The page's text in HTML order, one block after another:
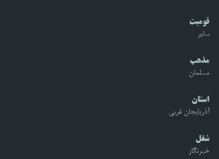
قومیت
سایر
مذهب
مسلمان
استان
آذربایجان غربی
شغل
خبرنگار